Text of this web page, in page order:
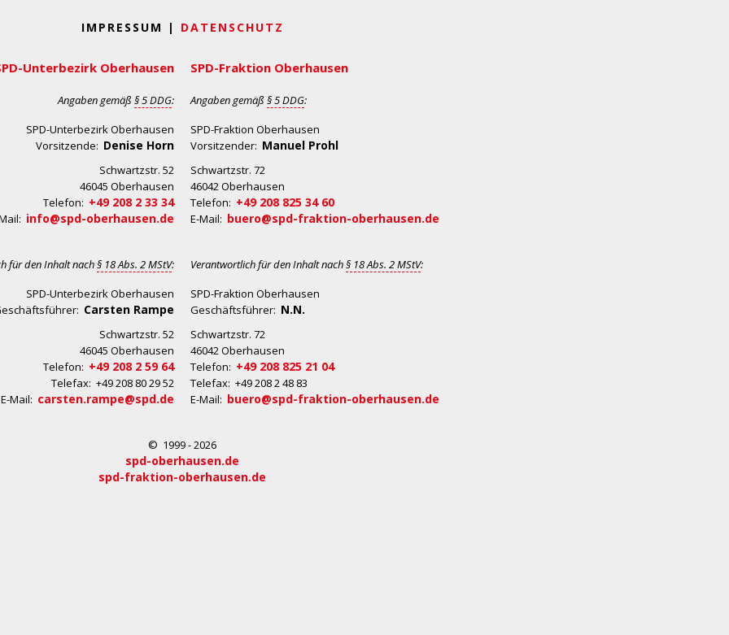
IMPRESSUM | DATENSCHUTZ
Unterbezirk Oberhausen
Angaben gemäß § 5 DDG:
SPD-Unterbezirk Oberhausen
Vorsitzende: Denise Horn
Schwartzstr. 52
46045 Oberhausen
Telefon: +49 208 2 33 34
info@spd-oberhausen.de
für den Inhalt nach§ 18 Abs. 2 MStV:
SPD-Unterbezirk Oberhausen
Carsten Rampe
Schwartzstr. 52
46045 Oberhausen
Telefon: +49 208 2 59 64
Telefax: +49 208 80 29 52
E-Mail: carsten.rampe@spd.de
SPD-Fraktion Oberhausen
Angaben gemäß § 5 DDG:
SPD-Fraktion Oberhausen
Vorsitzender: Manuel Prohl
Schwartzstr. 72
46042 Oberhausen
Telefon: +49 208 825 34 60
E-Mail: buero@spd-fraktion-oberhausen.de
Verantwortlich für den Inhalt nach§ 18 Abs. 2 MStV:
SPD-Fraktion Oberhausen
Geschäftsführer: N.N.
Schwartzstr. 72
46042 Oberhausen
Telefon: +49 208 825 21 04
Telefax: +49 208 2 48 83
E-Mail: buero@spd-fraktion-oberhausen.de
© 1999 - 2026
spd-oberhausen.de
spd-fraktion-oberhausen.de